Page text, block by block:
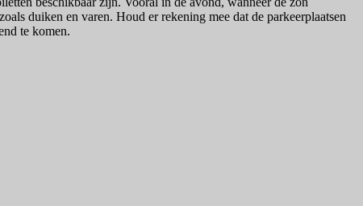
duiken en varen. Houd er rekening mee dat de parkeerplaatsen
te komen.